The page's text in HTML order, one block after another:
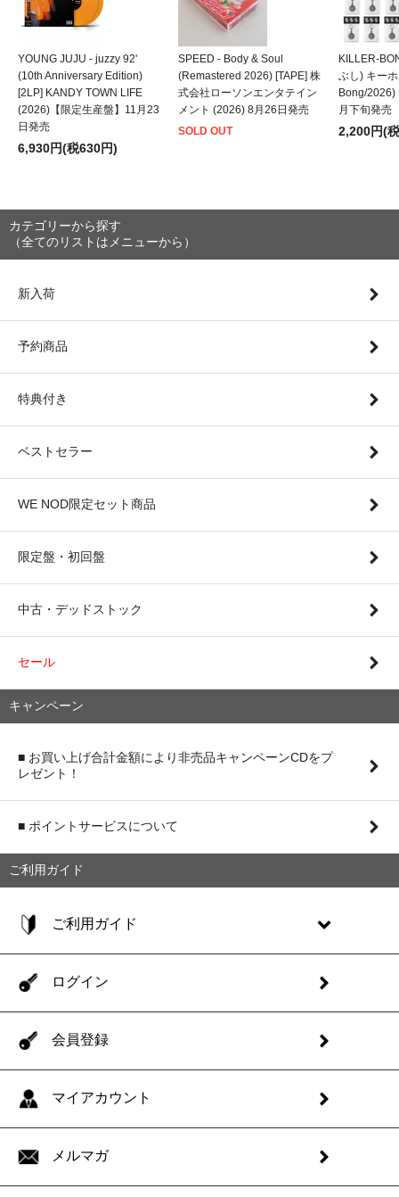
YOUNG JUJU - juzzy 92'
(10th Anniversary Edition)
[2LP] KANDY TOWN LIFE
(2026)【限定生産盤】11月23
日発売
6,930円(税630円)
SPEED - Body & Soul
(Remastered 2026) [TAPE] 株
式会社ローソンエンタテイン
メント (2026) 8月26日発売
SOLD OUT
KILLER-
ぶし) キー
Bong/2026)
月下旬発売
2,200円(
カテゴリーから探す
（全てのリストはメニューから）
新入荷
予約商品
特典付き
ベストセラー
WE NOD限定セット商品
限定盤・初回盤
中古・デッドストック
セール
キャンペーン
■ お買い上げ合計金額により非売品キャンペーンCDをプ
レゼント！
■ ポイントサービスについて
ご利用ガイド
ご利用ガイド
ログイン
会員登録
マイアカウント
メルマガ